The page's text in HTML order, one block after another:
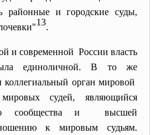
районные и городские суды,
13.
и современной России власть
единоличной. В то же
орган мировой
судей, являющийся
сообщества и высшей
к мировым судьям.